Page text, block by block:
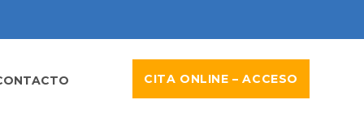
CITA ONLINE – ACCESO